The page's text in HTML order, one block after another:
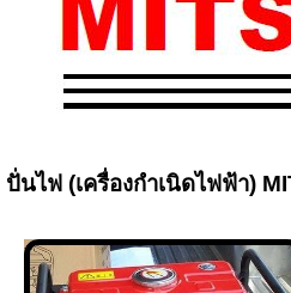
ปั่นไฟ (เครื่องกำเนิดไฟฟ้า) MI